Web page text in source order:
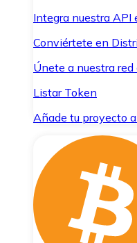
Integra nuestra API
Conviértete en
Únete a nuestra red
Listar Token
Añade tu proyecto